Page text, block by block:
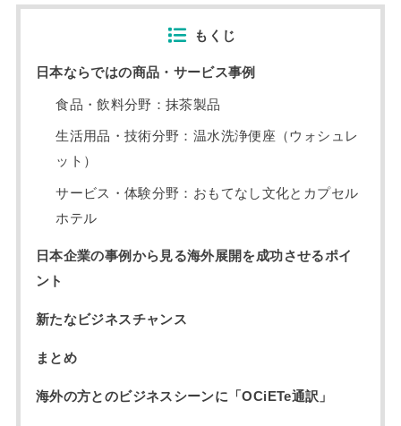
もくじ
日本ならではの商品・サービス事例
食品・飲料分野：抹茶製品
生活用品・技術分野：温水洗浄便座（ウォシュレ
ット）
サービス・体験分野：おもてなし文化とカプセル
ホテル
日本企業の事例から見る海外展開を成功させるポイ
ント
新たなビジネスチャンス
まとめ
海外の方とのビジネスシーンに「OCiETe通訳」